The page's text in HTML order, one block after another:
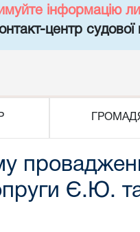
інформацію
центр
Є.Ю.